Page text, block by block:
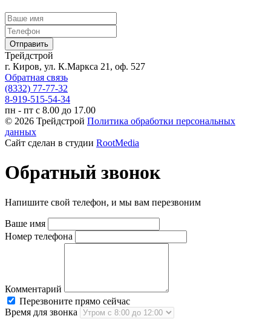
Трейдстрой
г. Киров, ул. К.Маркса 21, оф. 527
Обратная связь
(8332) 77-77-32
8-919-515-54-34
пн - пт с 8.00 до 17.00
© 2026 Трейдстрой Политика обработки персональных
данных
Сайт сделан в студии RootMedia
Обратный звонок
Напишите свой телефон, и мы вам перезвоним
Ваше имя
Номер телефона
Комментарий
Перезвоните прямо сейчас
Время для звонка